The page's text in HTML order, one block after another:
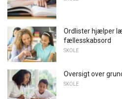
Ordlister hjælper
fællesskabsord
SKOLE
Oversigt over
SKOLE